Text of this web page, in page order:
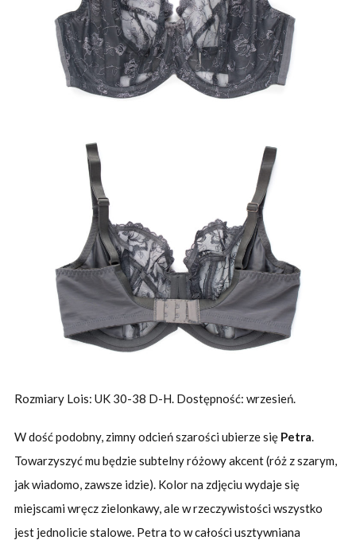
Rozmiary Lois: UK 30-38 D-H. Dostępność: wrzesień.
W dość podobny, zimny odcień szarości ubierze się Petra.
Towarzyszyć mu będzie subtelny różowy akcent (róż z szarym,
jak wiadomo, zawsze idzie). Kolor na zdjęciu wydaje się
miejscami wręcz zielonkawy, ale w rzeczywistości wszystko
jest jednolicie stalowe. Petra to w całości usztywniana